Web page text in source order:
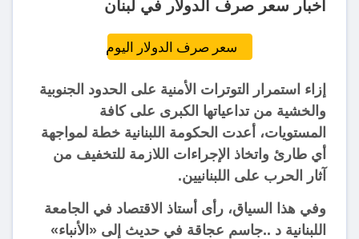
سعر صرف الدولار اليوم
إزاء استمرار التوترات الأمنية على الحدود الجنوبية
والخشية من تداعياتها الكبرى على كافة
المستويات، أعدت الحكومة اللبنانية خطة لمواجهة
أي طارئ واتخاذ الإجراءات اللازمة للتخفيف من
آثار الحرب على اللبنانيين.
وفي هذا السياق، رأى أستاذ الاقتصاد في الجامعة
اللبنانية د ..جاسم عجاقة في حديث إلى «الأنباء»